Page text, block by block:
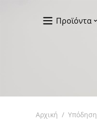
Προϊόντα
Αρχική / Υπόδηση